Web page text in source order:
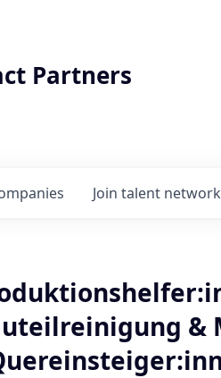
Partners
Join talent network